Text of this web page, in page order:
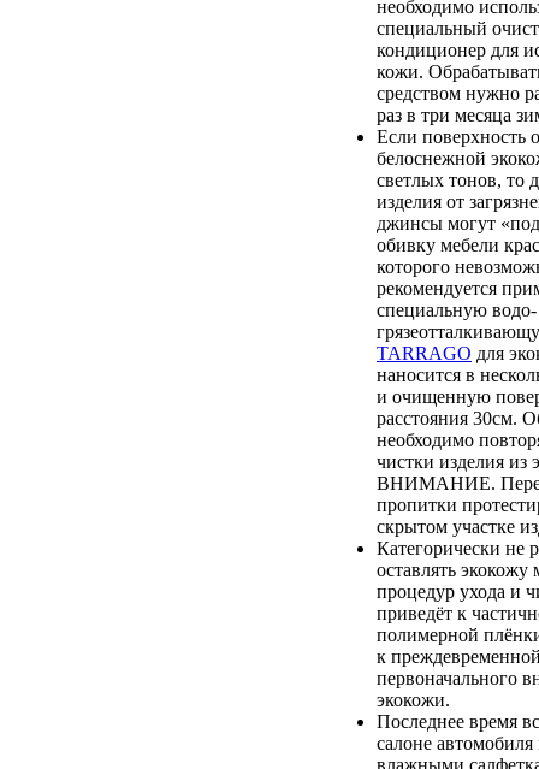
необходимо
специальный
кондиционер для
кожи.
средством нужно
раз в три месяца
Если поверхность
белоснежной
светлых тонов, то
изделия от
джинсы могут
обивку мебели
которого
рекомендуется
специальную
TARRAGO для
наносится в
и очищенную
расстояния 30см.
необходимо
чистки изделия из
ВНИМАНИЕ.
пропитки
скрытом участке
Категорически не
оставлять экокожу
процедур ухода и
приведёт к
полимерной
к
первоначального
экокожи.
Последнее время
салоне
влажными